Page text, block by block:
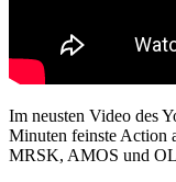
Im neusten Video des
Minuten feinste Action
MRSK, AMOS und